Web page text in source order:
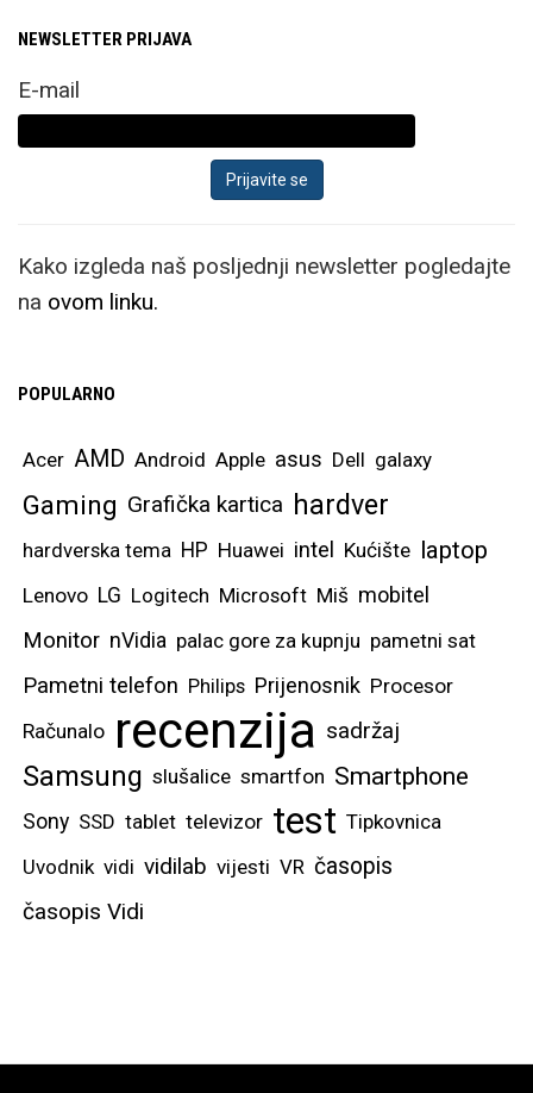
NEWSLETTER PRIJAVA
E-mail
Kako izgleda naš posljednji newsletter pogledajte
na ovom linku.
POPULARNO
Acer AMD Android Apple asus Dell galaxy
Gaming Grafička kartica hardver
hardverska tema HP Huawei intel Kućište laptop
Lenovo LG Logitech Microsoft Miš mobitel
Monitor nVidia palac gore za kupnju pametni sat
Pametni telefon Philips Prijenosnik Procesor
Računalo recenzija sadržaj
Samsung slušalice smartfon Smartphone
Sony SSD tablet televizor test Tipkovnica
Uvodnik vidi vidilab vijesti VR časopis
časopis Vidi